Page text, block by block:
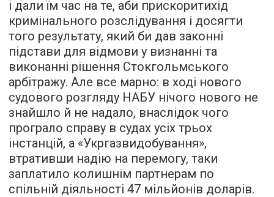
і дали їм час на те, аби прискоритихід
кримінального розслідування і досягти
того результату, який би дав законні
підстави для відмови у визнанні та
виконанні рішення Стокгольмського
арбітражу. Але все марно: в ході нового
судового розгляду НАБУ нічого нового не
знайшло й не надало, внаслідок чого
програло справу в судах усіх трьох
інстанцій, а «Укргазвидобування»,
втративши надію на перемогу, таки
заплатило колишнім партнерам по
спільній діяльності 47 мільйонів доларів.